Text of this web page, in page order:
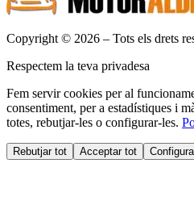
Copyright © 2026 – Tots els drets
Respectem la teva privadesa
Fem servir cookies per al
consentiment, per a estadístiques i
totes, rebutjar-les o configurar-les.
Rebutjar tot Acceptar tot